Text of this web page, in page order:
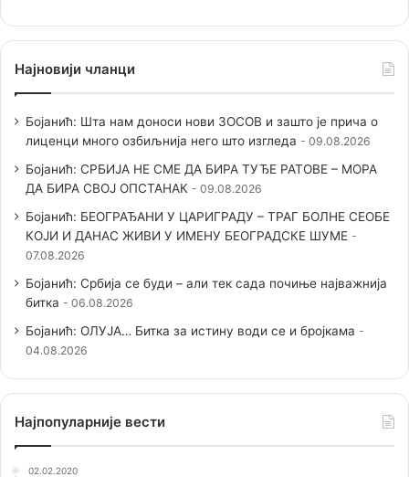
Најновији чланци
Бојанић: Шта нам доноси нови ЗОСОВ и зашто је прича о
лиценци много озбиљнија него што изгледа
09.08.2026
Бојанић: СРБИЈА НЕ СМЕ ДА БИРА ТУЂЕ РАТОВЕ – МОРА
ДА БИРА СВОЈ ОПСТАНАК
09.08.2026
Бојанић: БЕОГРАЂАНИ У ЦАРИГРАДУ – ТРАГ БОЛНЕ СЕОБЕ
КОЈИ И ДАНАС ЖИВИ У ИМЕНУ БЕОГРАДСКЕ ШУМЕ
07.08.2026
Бојанић: Србија се буди – али тек сада почиње најважнија
битка
06.08.2026
Бојанић: ОЛУЈА… Битка за истину води се и бројкама
04.08.2026
Наjпопуларније вести
02.02.2020